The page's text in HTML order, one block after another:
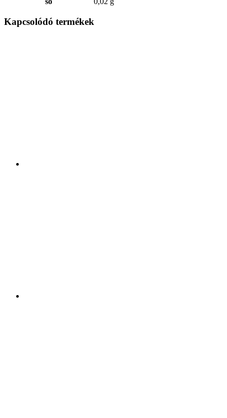
Kapcsolódó termékek